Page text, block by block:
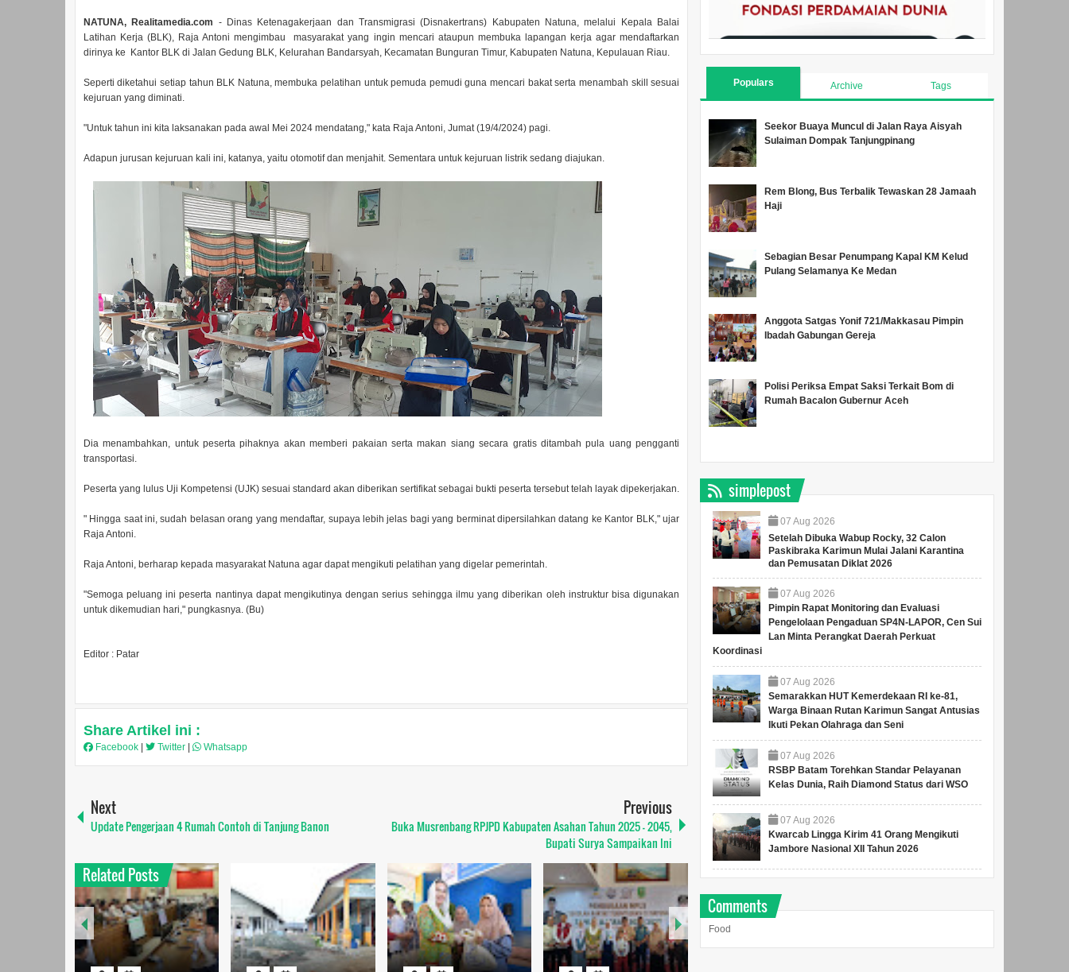
NATUNA, Realitamedia.com - Dinas Ketenagakerjaan dan Transmigrasi (Disnakertrans) Kabupaten Natuna, melalui Kepala Balai
Latihan Kerja (BLK), Raja Antoni mengimbau masyarakat yang ingin mencari ataupun membuka lapangan kerja agar mendaftarkan
dirinya ke Kantor BLK di Jalan Gedung BLK, Kelurahan Bandarsyah, Kecamatan Bunguran Timur, Kabupaten Natuna, Kepulauan Riau.
Seperti diketahui setiap tahun BLK Natuna, membuka pelatihan untuk pemuda pemudi guna mencari bakat serta menambah skill sesuai
kejuruan yang diminati.
"Untuk tahun ini kita laksanakan pada awal Mei 2024 mendatang," kata Raja Antoni, Jumat (19/4/2024) pagi.
Adapun jurusan kejuruan kali ini, katanya, yaitu otomotif dan menjahit. Sementara untuk kejuruan listrik sedang diajukan.
Dia menambahkan, untuk peserta pihaknya akan memberi pakaian serta makan siang secara gratis ditambah pula uang pengganti
transportasi.
Peserta yang lulus Uji Kompetensi (UJK) sesuai standard akan diberikan sertifikat sebagai bukti peserta tersebut telah layak dipekerjakan.
" Hingga saat ini, sudah belasan orang yang mendaftar, supaya lebih jelas bagi yang berminat dipersilahkan datang ke Kantor BLK," ujar
Raja Antoni.
Raja Antoni, berharap kepada masyarakat Natuna agar dapat mengikuti pelatihan yang digelar pemerintah.
"Semoga peluang ini peserta nantinya dapat mengikutinya dengan serius sehingga ilmu yang diberikan oleh instruktur bisa digunakan
untuk dikemudian hari," pungkasnya. (Bu)
Editor : Patar
Share Artikel ini :
Facebook Twitter Whatsapp
Next
Update Pengerjaan 4 Rumah Contoh di Tanjung Banon
Previous
Buka Musrenbang RPJPD Kabupaten Asahan Tahun 2025 – 2045,
Bupati Surya Sampaikan Ini
Related Posts
Populars Archive Tags
Seekor Buaya Muncul di Jalan Raya Aisyah
Sulaiman Dompak Tanjungpinang
Rem Blong, Bus Terbalik Tewaskan 28 Jamaah
Haji
Sebagian Besar Penumpang Kapal KM Kelud
Pulang Selamanya Ke Medan
Anggota Satgas Yonif 721/Makkasau Pimpin
Ibadah Gabungan Gereja
Polisi Periksa Empat Saksi Terkait Bom di
Rumah Bacalon Gubernur Aceh
simplepost
07 Aug 2026
Setelah Dibuka Wabup Rocky, 32 Calon
Paskibraka Karimun Mulai Jalani Karantina
dan Pemusatan Diklat 2026
07 Aug 2026
Pimpin Rapat Monitoring dan Evaluasi
Pengelolaan Pengaduan SP4N-LAPOR, Cen Sui
Lan Minta Perangkat Daerah Perkuat
Koordinasi
07 Aug 2026
Semarakkan HUT Kemerdekaan RI ke-81,
Warga Binaan Rutan Karimun Sangat Antusias
Ikuti Pekan Olahraga dan Seni
07 Aug 2026
RSBP Batam Torehkan Standar Pelayanan
Kelas Dunia, Raih Diamond Status dari WSO
07 Aug 2026
Kwarcab Lingga Kirim 41 Orang Mengikuti
Jambore Nasional XII Tahun 2026
Comments
Food